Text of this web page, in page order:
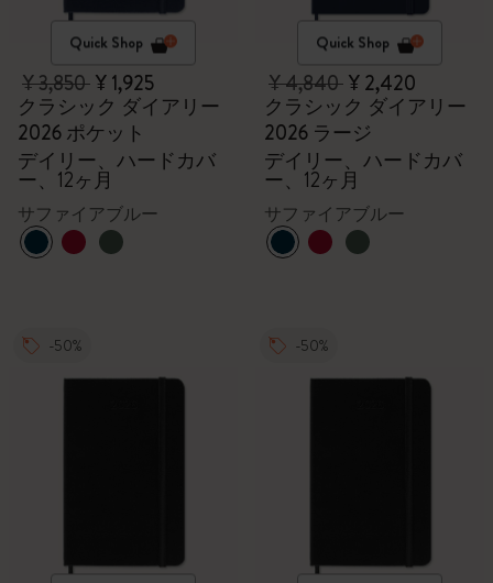
Quick Shop
¥ 3,850¥ 1,925
クラシック ダイアリー
2026 ポケット
デイリー、ハードカバ
ー、12ヶ月
サファイアブルー
Quick Shop
¥ 4,840¥ 2,420
クラシック ダイアリー
2026 ラージ
デイリー、ハードカバ
ー、12ヶ月
サファイアブルー
-50% -50%